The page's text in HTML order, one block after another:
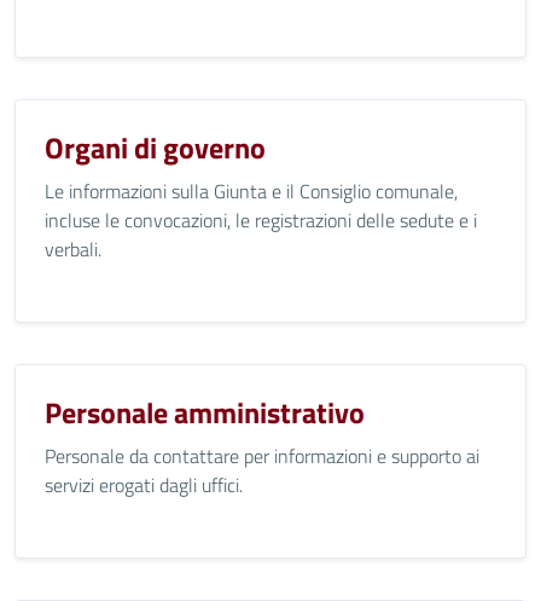
Organi di governo
Le informazioni sulla Giunta e il Consiglio comunale,
incluse le convocazioni, le registrazioni delle sedute e i
verbali.
Personale amministrativo
Personale da contattare per informazioni e supporto ai
servizi erogati dagli uffici.